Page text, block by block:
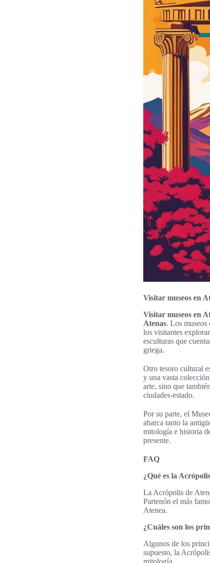
Visitar museos en
Visitar museos en
Atenas. Los museos
los visitantes
esculturas que
griega.
Otro tesoro cultural
y una vasta
arte, sino que
ciudades-estado.
Por su parte, el
abarca tanto la
mitología e historia
presente.
FAQ
¿Qué es la
La Acrópolis de
Partenón el más
Atenea.
¿Cuáles son los
Algunos de los
supuesto, la
mitología.